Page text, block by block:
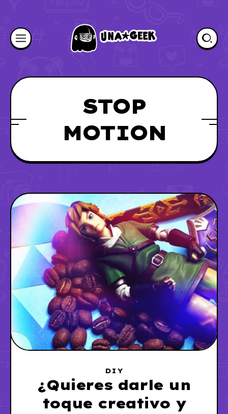
STOP
MOTION
DIY
¿Quieres darle un
toque creativo y